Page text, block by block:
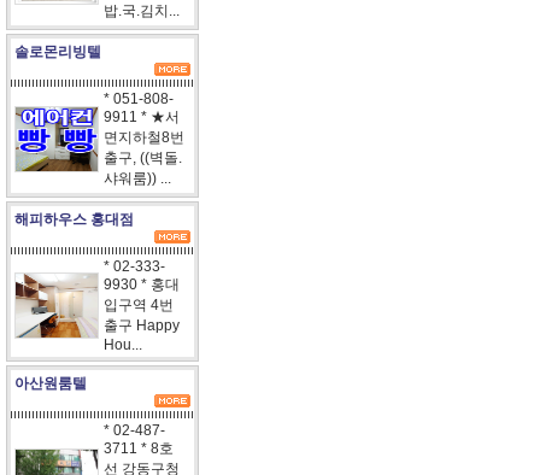
밥.국.김치...
솔로몬리빙텔
* 051-808-
9911 * ★서
면지하철8번
출구, ((벽돌.
샤워룸)) ...
해피하우스 홍대점
* 02-333-
9930 * 홍대
입구역 4번
출구 Happy
Hou...
아산원룸텔
* 02-487-
3711 * 8호
선 강동구청